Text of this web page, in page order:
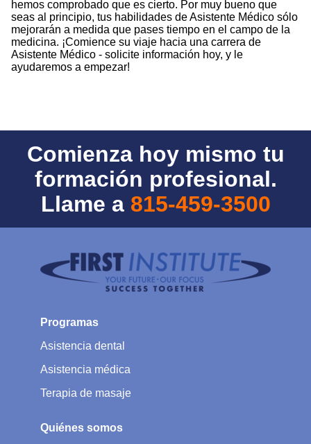
hemos comprobado que es cierto. Por muy bueno que
seas al principio, tus habilidades de Asistente Médico sólo
mejorarán a medida que pases tiempo en el campo de la
medicina. ¡Comience su viaje hacia una carrera de
Asistente Médico - solicite información hoy, y le
ayudaremos a empezar!
Comienza hoy mismo tu
formación profesional.
Llame a 815-459-3500
Programas
Asistencia dental
Asistencia médica
Terapia de masaje
Quiénes somos